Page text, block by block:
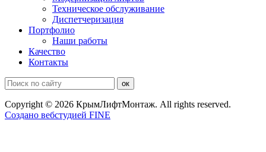
Техническое обслуживание
Диспетчеризация
Портфолио
Наши работы
Качество
Контакты
Copyright © 2026 КрымЛифтМонтаж. All rights reserved.
Создано вебстудией FINE